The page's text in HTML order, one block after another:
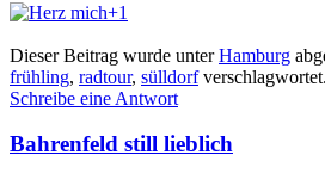
+1
Dieser Beitrag wurde unterHamburg
frühling, radtour, sülldorfverschlagwortet.
Schreibe eine Antwort
Bahrenfeld still lieblich